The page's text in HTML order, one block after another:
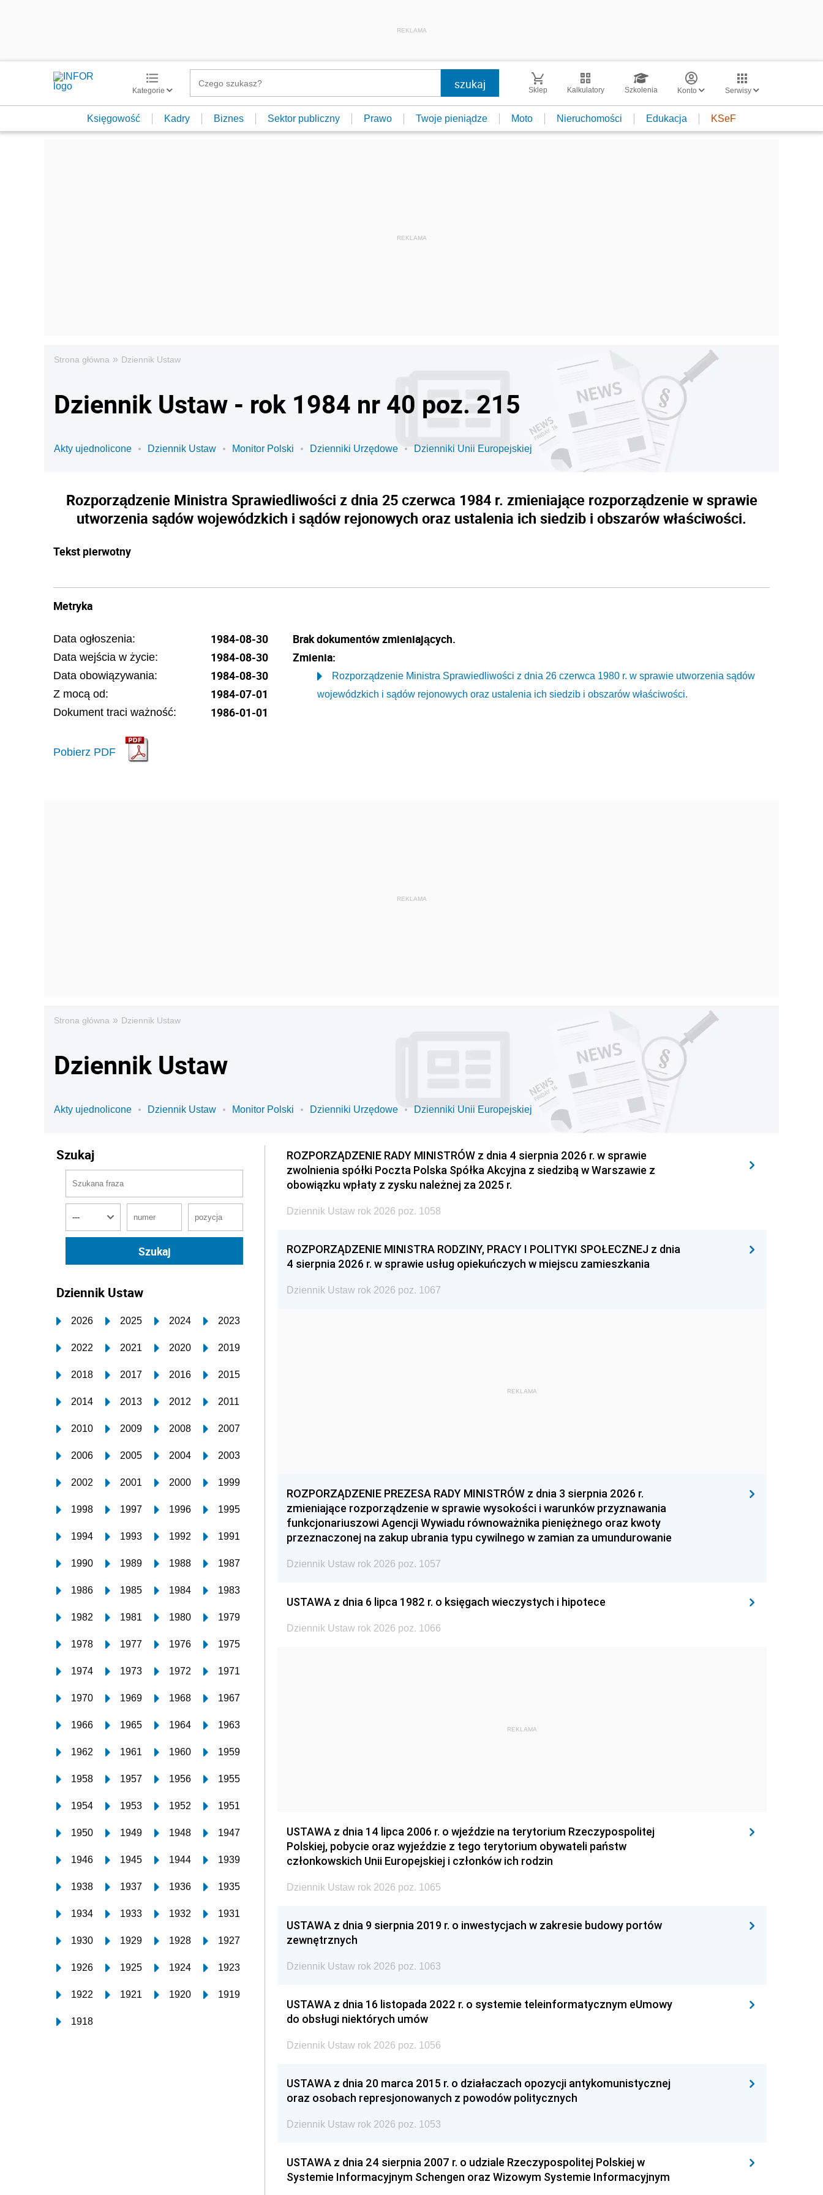
REKLAMA
Kategorie Sklep Kalkulatory Szkolenia Konto Serwisy
Księgowość Kadry Biznes Sektor publiczny Prawo Twoje pieniądze Moto Nieruchomości Edukacja KSeF
Strona główna » Dziennik Ustaw
Dziennik Ustaw - rok 1984 nr 40 poz. 215
Akty ujednolicone Dziennik Ustaw Monitor Polski Dzienniki Urzędowe Dzienniki Unii Europejskiej
Rozporządzenie Ministra Sprawiedliwości z dnia 25 czerwca 1984 r. zmieniające rozporządzenie w sprawie
utworzenia sądów wojewódzkich i sądów rejonowych oraz ustalenia ich siedzib i obszarów właściwości.
Tekst pierwotny
Metryka
Data ogłoszenia: 1984-08-30
Data wejścia w życie: 1984-08-30
Data obowiązywania: 1984-08-30
Z mocą od: 1984-07-01
Dokument traci ważność: 1986-01-01
Pobierz PDF
Brak dokumentów zmieniających.
Zmienia:
Rozporządzenie Ministra Sprawiedliwości z dnia 26 czerwca 1980 r. w sprawie utworzenia sądów
wojewódzkich i sądów rejonowych oraz ustalenia ich siedzib i obszarów właściwości.
Strona główna » Dziennik Ustaw
Dziennik Ustaw
Akty ujednolicone Dziennik Ustaw Monitor Polski Dzienniki Urzędowe Dzienniki Unii Europejskiej
Szukaj
Dziennik Ustaw
2026 2025 2024 2023
2022 2021 2020 2019
2018 2017 2016 2015
2014 2013 2012 2011
2010 2009 2008 2007
2006 2005 2004 2003
2002 2001 2000 1999
1998 1997 1996 1995
1994 1993 1992 1991
1990 1989 1988 1987
1986 1985 1984 1983
1982 1981 1980 1979
1978 1977 1976 1975
1974 1973 1972 1971
1970 1969 1968 1967
1966 1965 1964 1963
1962 1961 1960 1959
1958 1957 1956 1955
1954 1953 1952 1951
1950 1949 1948 1947
1946 1945 1944 1939
1938 1937 1936 1935
1934 1933 1932 1931
1930 1929 1928 1927
1926 1925 1924 1923
1922 1921 1920 1919
1918
ROZPORZĄDZENIE RADY MINISTRÓW z dnia 4 sierpnia 2026 r. w sprawie
zwolnienia spółki Poczta Polska Spółka Akcyjna z siedzibą w Warszawie z
obowiązku wpłaty z zysku należnej za 2025 r.
Dziennik Ustaw rok 2026 poz. 1058
ROZPORZĄDZENIE MINISTRA RODZINY, PRACY I POLITYKI SPOŁECZNEJ z dnia
4 sierpnia 2026 r. w sprawie usług opiekuńczych w miejscu zamieszkania
Dziennik Ustaw rok 2026 poz. 1067
REKLAMA
ROZPORZĄDZENIE PREZESA RADY MINISTRÓW z dnia 3 sierpnia 2026 r.
zmieniające rozporządzenie w sprawie wysokości i warunków przyznawania
funkcjonariuszowi Agencji Wywiadu równoważnika pieniężnego oraz kwoty
przeznaczonej na zakup ubrania typu cywilnego w zamian za umundurowanie
Dziennik Ustaw rok 2026 poz. 1057
USTAWA z dnia 6 lipca 1982 r. o księgach wieczystych i hipotece
Dziennik Ustaw rok 2026 poz. 1066
REKLAMA
USTAWA z dnia 14 lipca 2006 r. o wjeździe na terytorium Rzeczypospolitej
Polskiej, pobycie oraz wyjeździe z tego terytorium obywateli państw
członkowskich Unii Europejskiej i członków ich rodzin
Dziennik Ustaw rok 2026 poz. 1065
USTAWA z dnia 9 sierpnia 2019 r. o inwestycjach w zakresie budowy portów
zewnętrznych
Dziennik Ustaw rok 2026 poz. 1063
USTAWA z dnia 16 listopada 2022 r. o systemie teleinformatycznym eUmowy
do obsługi niektórych umów
Dziennik Ustaw rok 2026 poz. 1056
USTAWA z dnia 20 marca 2015 r. o działaczach opozycji antykomunistycznej
oraz osobach represjonowanych z powodów politycznych
Dziennik Ustaw rok 2026 poz. 1053
USTAWA z dnia 24 sierpnia 2007 r. o udziale Rzeczypospolitej Polskiej w
Systemie Informacyjnym Schengen oraz Wizowym Systemie Informacyjnym